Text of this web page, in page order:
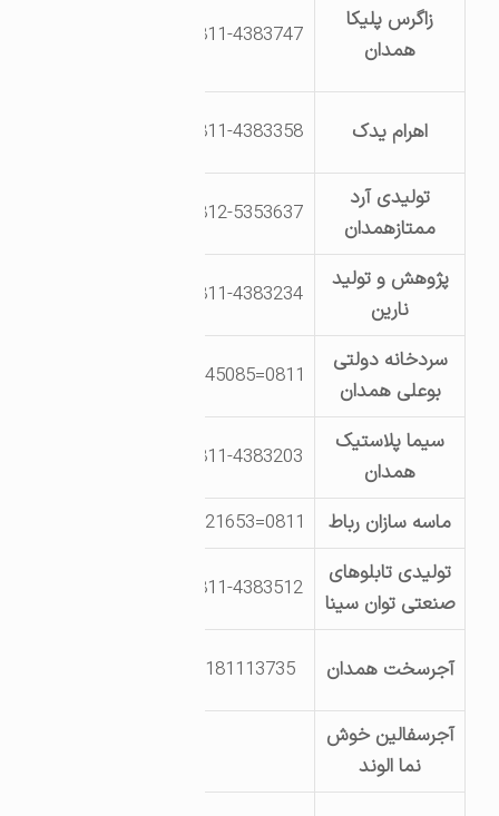
زاگرس پلیکا
همدان
0811-4383747
اهرام یدک 0811-4383358
تولیدی آرد
ممتازهمدان
0812-5353637
پژوهش و تولید
نارین
0811-4383234
سردخانه دولتی
بوعلی همدان
0811=2545085
سیما پلاستیک
همدان
0811-4383203
ماسه سازان رباط
0811=2521653
تولیدی تابلوهای
صنعتی توان سینا
0811-4383512
آجرسخت همدان 9181113735
آجرسفالین خوش
نما الوند